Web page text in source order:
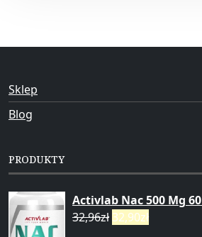
Sklep
Blog
PRODUKTY
Activlab Nac 500 Mg 60
32,96zł 32,90zł